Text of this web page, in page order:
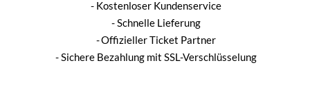
Kostenloser Kundenservice
Schnelle Lieferung
Offizieller Ticket Partner
Sichere Bezahlung mit SSL-Verschlüsselung